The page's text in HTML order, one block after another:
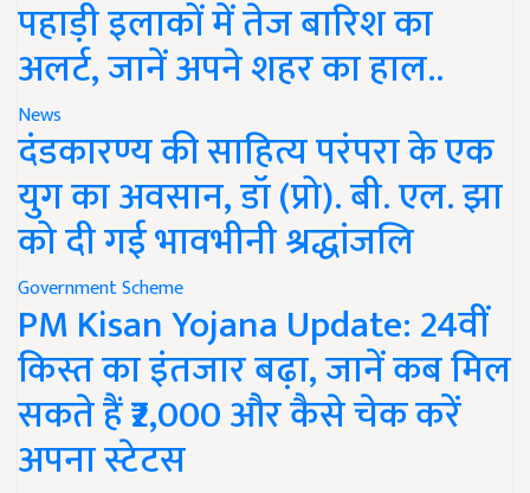
पहाड़ी इलाकों में तेज बारिश का
अलर्ट, जानें अपने शहर का हाल..
News
दंडकारण्य की साहित्य परंपरा के एक
युग का अवसान, डॉ (प्रो). बी. एल. झा
को दी गई भावभीनी श्रद्धांजलि
Government Scheme
PM Kisan Yojana Update: 24वीं
किस्त का इंतजार बढ़ा, जानें कब मिल
सकते हैं ₹2,000 और कैसे चेक करें
अपना स्टेटस